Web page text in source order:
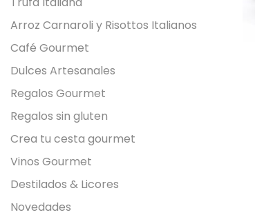
Arroz Carnaroli y Risottos Italianos
Café Gourmet
Dulces Artesanales
Regalos Gourmet
Regalos sin gluten
Crea tu cesta gourmet
Vinos Gourmet
Destilados & Licores
Novedades